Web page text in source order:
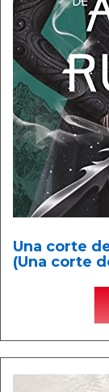
Una corte
(Una corte